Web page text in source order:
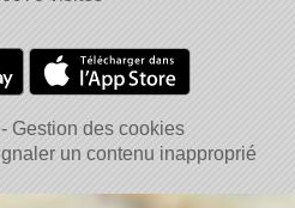
Gestion des cookies
un contenu inapproprié